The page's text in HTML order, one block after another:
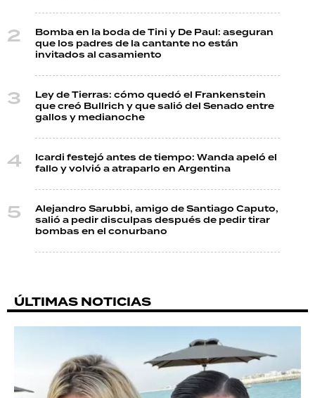
Bomba en la boda de Tini y De Paul: aseguran
que los padres de la cantante no están
invitados al casamiento
Ley de Tierras: cómo quedó el Frankenstein
que creó Bullrich y que salió del Senado entre
gallos y medianoche
Icardi festejó antes de tiempo: Wanda apeló el
fallo y volvió a atraparlo en Argentina
Alejandro Sarubbi, amigo de Santiago Caputo,
salió a pedir disculpas después de pedir tirar
bombas en el conurbano
ÚLTIMAS NOTICIAS